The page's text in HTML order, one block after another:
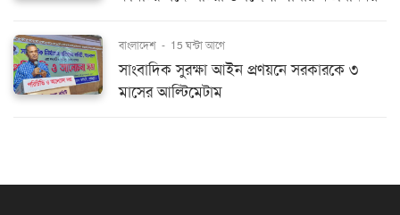
বাংলাদেশ - 15 ঘন্টা আগে
সাংবাদিক সুরক্ষা আইন প্রণয়নে সরকারকে ৩
মাসের আল্টিমেটাম